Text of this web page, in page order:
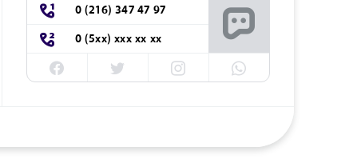
0 (216) 347 47 97
0 (5xx) xxx xx xx